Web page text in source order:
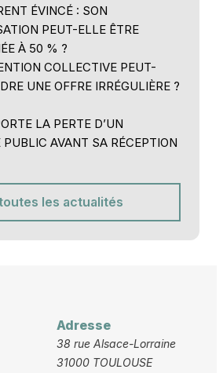
ÉVINCÉ : SON
PEUT-ELLE ÊTRE
À 50 % ?
COLLECTIVE PEUT-
UNE OFFRE IRRÉGULIÈRE ?
LA PERTE D’UN
PUBLIC AVANT SA RÉCEPTION
les actualités
Adresse
38 rue Alsace-Lorraine
31000 TOULOUSE